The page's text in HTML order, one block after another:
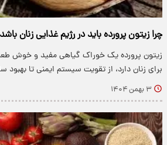
چرا زیتون پرورده باید در رژیم غذایی زنان باشد؟ بررسی
زیتون پرورده یک خوراک گیاهی مفید و خوش
برای زنان دارد، از تقویت سیستم ایمنی تا
۳ بهمن ۱۴۰۴